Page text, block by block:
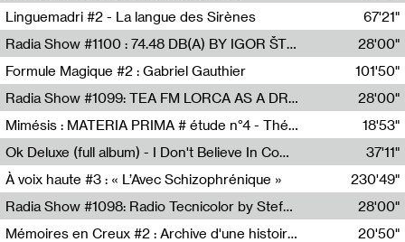
Revue Les Chambres,Hugo Pernet
Linguemadri #2 - La langue des Sirènes
Meris Angioletti
67'21"
Radia Show #1100 : 74.48 DB(A) BY IGOR ŠTROMAJER FOR RADIO X
radio x
28'00"
Formule Magique #2 : Gabriel Gauthier
Nathalie Lacroix,Gabriel Gauthier
101'50"
Radia Show #1099: TEA FM LORCA AS A DREAM
TEAFM
28'00"
Mimésis : MATERIA PRIMA # étude n°4 - Théâtre de l’Aquarium
Francesco Russo,Scuola della Crisi
18'53"
Ok Deluxe (full album) - I Don't Believe In Computing
37'11"
À voix haute #3 : « L’Avec Schizophrénique »
230'49"
Radia Show #1098: Radio Tecnicolor by Stefan Nussbaumer & Georg Zichy (Radio Orange 94.0)
Radio Orange 94.0
28'00"
Mémoires en Creux #2 : Archive d'une histoire artistique
20'50"